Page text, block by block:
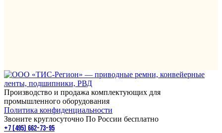
Производство и продажа комплектующих для
промышленного оборудования
Политика конфиденциальности
Звоните круглосуточно По России бесплатно
+7 (495) 662-73-95